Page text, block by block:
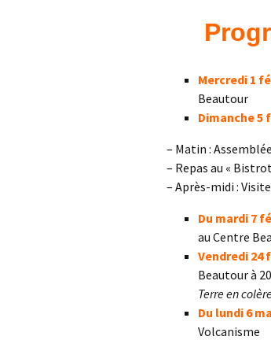
Mercredi 1
Beautour
Dimanche 5
– Matin :
– Repas au «
– Après-midi :
Du mardi 7
au Centre
Vendredi 24
Beautour à
Terre en
Du lundi 6
Volcanisme